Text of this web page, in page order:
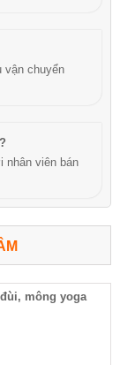
vận chuyển
nhân viên bán
mông yoga